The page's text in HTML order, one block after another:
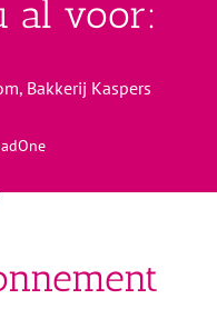
al voor:
Bakkerij Kaspers